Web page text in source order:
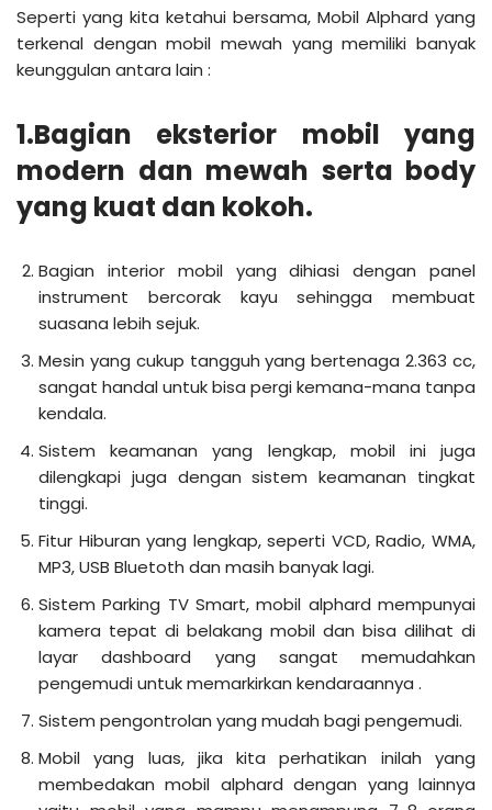
Seperti yang kita ketahui bersama, Mobil Alphard yang
terkenal dengan mobil mewah yang memiliki banyak
keunggulan antara lain :
1.Bagian eksterior mobil yang
modern dan mewah serta body
yang kuat dan kokoh.
Bagian interior mobil yang dihiasi dengan panel
instrument bercorak kayu sehingga membuat
suasana lebih sejuk.
Mesin yang cukup tangguh yang bertenaga 2.363 cc,
sangat handal untuk bisa pergi kemana-mana tanpa
kendala.
Sistem keamanan yang lengkap, mobil ini juga
dilengkapi juga dengan sistem keamanan tingkat
tinggi.
Fitur Hiburan yang lengkap, seperti VCD, Radio, WMA,
MP3, USB Bluetoth dan masih banyak lagi.
Sistem Parking TV Smart, mobil alphard mempunyai
kamera tepat di belakang mobil dan bisa dilihat di
layar dashboard yang sangat memudahkan
pengemudi untuk memarkirkan kendaraannya .
Sistem pengontrolan yang mudah bagi pengemudi.
Mobil yang luas, jika kita perhatikan inilah yang
membedakan mobil alphard dengan yang lainnya